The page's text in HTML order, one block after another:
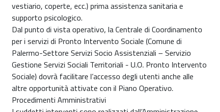
vestiario, coperte, ecc.) prima assistenza sanitaria e
supporto psicologico.
Dal punto di vista operativo, la Centrale di Coordinamento
per i servizi di Pronto Intervento Sociale (Comune di
Palermo-Settore Servizi Socio Assistenziali – Servizio
Gestione Servizi Sociali Territoriali - U.O. Pronto Intervento
Sociale) dovrà facilitare l’accesso degli utenti anche alle
altre opportunità attivate con il Piano Operativo.
Procedimenti Amministrativi